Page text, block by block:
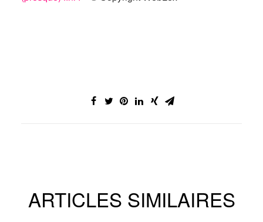
ARTICLES SIMILAIRES